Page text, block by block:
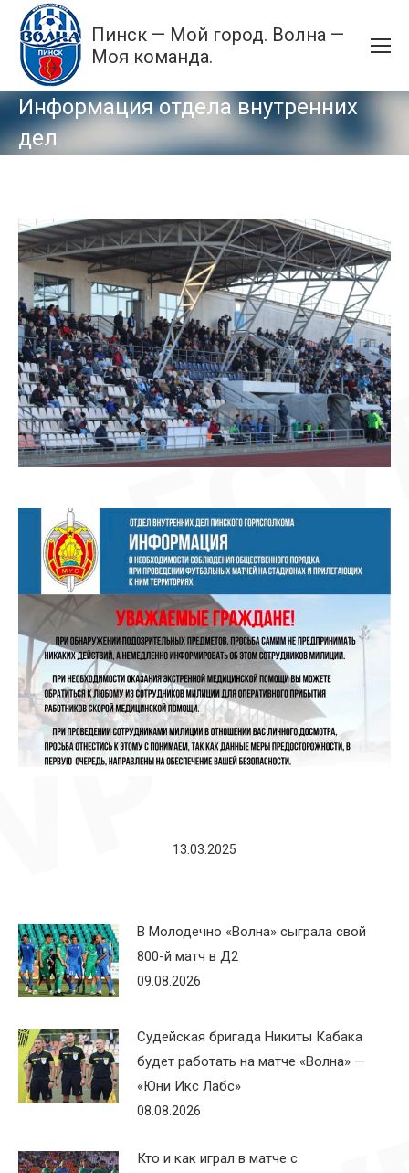
Пинск — Мой город. Волна —
Моя команда.
Информация отдела внутренних
дел
13.03.2025
В Молодечно «Волна» сыграла свой
800-й матч в Д2
09.08.2026
Судейская бригада Никиты Кабака
будет работать на матче «Волна» —
«Юни Икс Лабс»
08.08.2026
Кто и как играл в матче с